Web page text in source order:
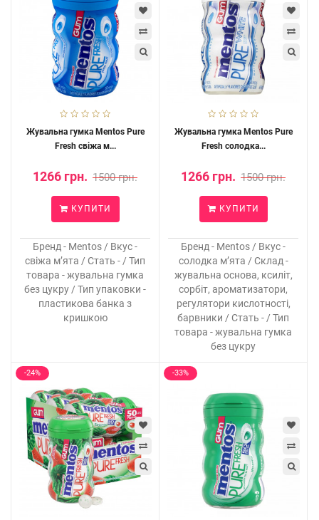
Жувальна гумка Mentos Pure
Fresh свіжа м...
1266 грн. 1500 грн.
КУПИТИ
Бренд - Mentos / Вкус -
свіжа м’ята / Стать - / Тип
товара - жувальна гумка
без цукру / Тип упаковки -
пластикова банка з
кришкою
Жувальна гумка Mentos Pure
Fresh солодка...
1266 грн. 1500 грн.
КУПИТИ
Бренд - Mentos / Вкус -
солодка м’ята / Склад -
жувальна основа, ксиліт,
сорбіт, ароматизатори,
регулятори кислотності,
барвники / Стать - / Тип
товара - жувальна гумка
без цукру
-24% -33%